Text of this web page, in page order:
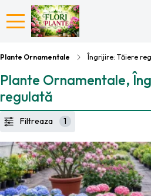
Plante Ornamentale Îngrijire: Tăiere
Plante Ornamentale,
regulată
Filtreaza 1